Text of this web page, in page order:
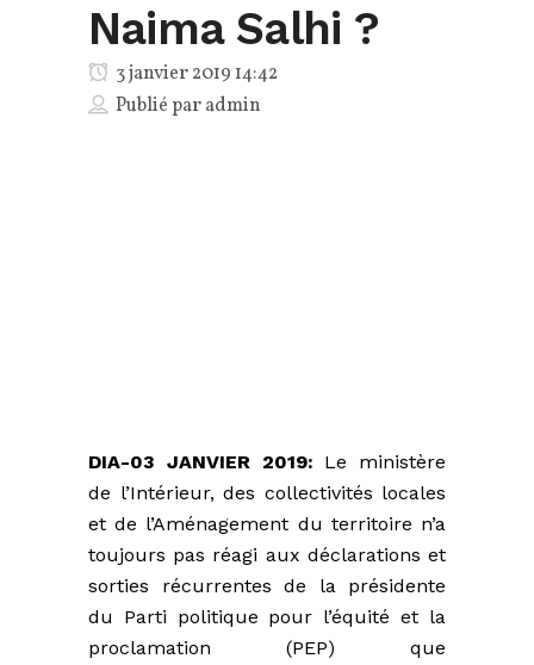
Naima Salhi ?
3 janvier 2019 14:42
Publié paradmin
DIA-03 JANVIER 2019: Le ministère
de l’Intérieur, des collectivités locales
et de l’Aménagement du territoire n’a
toujours pas réagi aux déclarations et
sorties récurrentes de la présidente
du Parti politique pour l’équité et la
proclamation (PEP) que